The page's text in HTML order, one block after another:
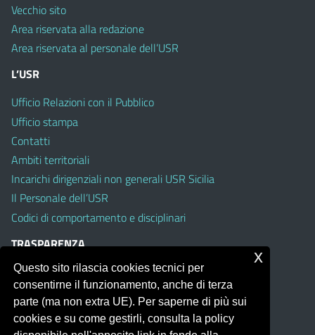
Vecchio sito
Area riservata alla redazione
Area riservata al personale dell’USR
L’USR
Ufficio Relazioni con il Pubblico
Ufficio stampa
Contatti
Ambiti territoriali
Incarichi dirigenziali non generali USR Sicilia
Il Personale dell’USR
Codici di comportamento e disciplinari
TRASPARENZA
Albo on line
Amministrazione Trasparente
Pubblici proclami
PTPCT per le Istituzioni scolastiche della Sicilia
Questo sito rilascia cookies tecnici per
consentirne il funzionamento, anche di terza
parte (ma non extra UE). Per saperne di più sui
cookies e su come gestirli, consulta la policy
x